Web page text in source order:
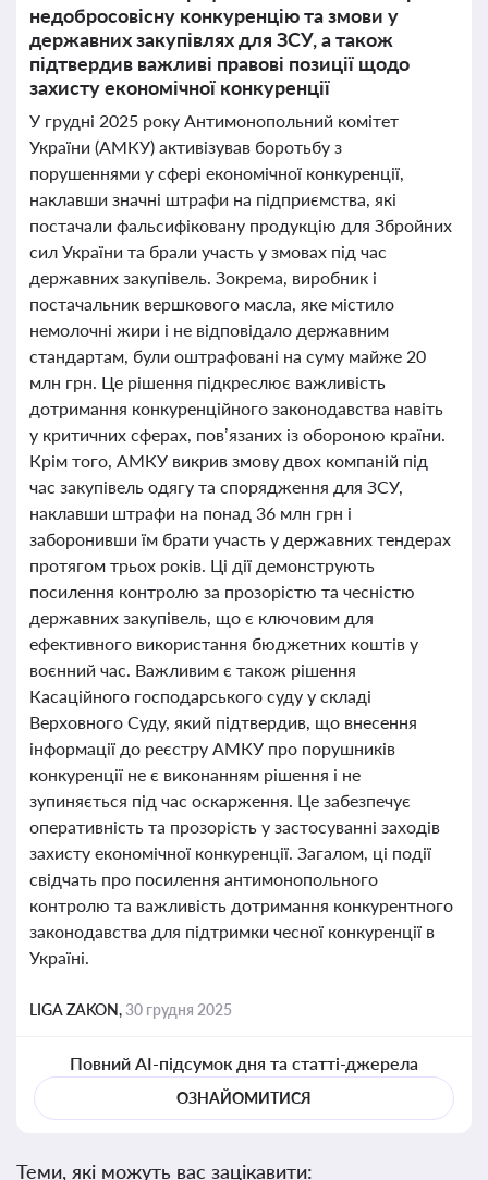
недобросовісну конкуренцію та змови у
державних закупівлях для ЗСУ, а також
підтвердив важливі правові позиції щодо
захисту економічної конкуренції
У грудні 2025 року Антимонопольний комітет
України (АМКУ) активізував боротьбу з
порушеннями у сфері економічної конкуренції,
наклавши значні штрафи на підприємства, які
постачали фальсифіковану продукцію для Збройних
сил України та брали участь у змовах під час
державних закупівель. Зокрема, виробник і
постачальник вершкового масла, яке містило
немолочні жири і не відповідало державним
стандартам, були оштрафовані на суму майже 20
млн грн. Це рішення підкреслює важливість
дотримання конкуренційного законодавства навіть
у критичних сферах, пов’язаних із обороною країни.
Крім того, АМКУ викрив змову двох компаній під
час закупівель одягу та спорядження для ЗСУ,
наклавши штрафи на понад 36 млн грн і
заборонивши їм брати участь у державних тендерах
протягом трьох років. Ці дії демонструють
посилення контролю за прозорістю та чесністю
державних закупівель, що є ключовим для
ефективного використання бюджетних коштів у
воєнний час. Важливим є також рішення
Касаційного господарського суду у складі
Верховного Суду, який підтвердив, що внесення
інформації до реєстру АМКУ про порушників
конкуренції не є виконанням рішення і не
зупиняється під час оскарження. Це забезпечує
оперативність та прозорість у застосуванні заходів
захисту економічної конкуренції. Загалом, ці події
свідчать про посилення антимонопольного
контролю та важливість дотримання конкурентного
законодавства для підтримки чесної конкуренції в
Україні.
LIGA ZAKON,30 грудня 2025
Повний AI-підсумок дня та статті-джерела
ОЗНАЙОМИТИСЯ
Теми, які можуть вас зацікавити: